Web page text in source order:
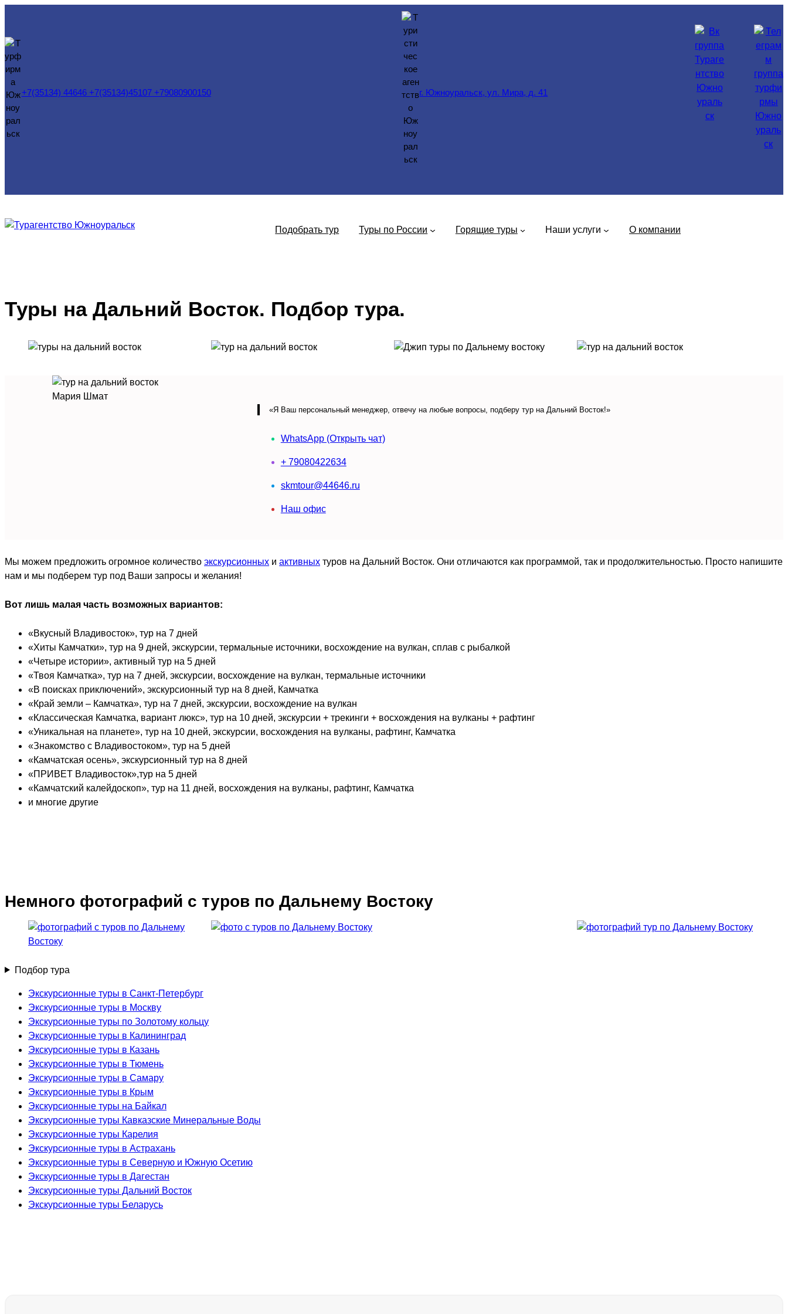
содержимому
+7(35134) 44646 +7(35134)45107 +79080900150 г. Южноуральск, ул. Мира, д. 41
Подобрать тур Туры по России Горящие туры Наши услуги О компании
Туры на Дальний Восток. Подбор тура.
Мария Шмат
«Я Ваш персональный менеджер, отвечу на любые вопросы, подберу тур на Дальний Восток!»
WhatsApp (Открыть чат)
+ 79080422634
skmtour@44646.ru
Наш офис
Мы можем предложить огромное количество экскурсионных и активных туров на Дальний Восток. Они отличаются как программой, так и продолжительностью. Просто напишите
нам и мы подберем тур под Ваши запросы и желания!
Вот лишь малая часть возможных вариантов:
«Вкусный Владивосток», тур на 7 дней
«Хиты Камчатки», тур на 9 дней, экскурсии, термальные источники, восхождение на вулкан, сплав с рыбалкой
«Четыре истории», активный тур на 5 дней
«Твоя Камчатка», тур на 7 дней, экскурсии, восхождение на вулкан, термальные источники
«В поисках приключений», экскурсионный тур на 8 дней, Камчатка
«Край земли ‒ Камчатка», тур на 7 дней, экскурсии, восхождение на вулкан
«Классическая Камчатка, вариант люкс», тур на 10 дней, экскурсии + трекинги + восхождения на вулканы + рафтинг
«Уникальная на планете», тур на 10 дней, экскурсии, восхождения на вулканы, рафтинг, Камчатка
«Знакомство с Владивостоком», тур на 5 дней
«Камчатская осень», экскурсионный тур на 8 дней
«ПРИВЕТ Владивосток»,тур на 5 дней
«Камчатский калейдоскоп», тур на 11 дней, восхождения на вулканы, рафтинг, Камчатка
и многие другие
Немного фотографий с туров по Дальнему Востоку
Подбор тура
Экскурсионные туры в Санкт-Петербург
Экскурсионные туры в Москву
Экскурсионные туры по Золотому кольцу
Экскурсионные туры в Калининград
Экскурсионные туры в Казань
Экскурсионные туры в Тюмень
Экскурсионные туры в Самару
Экскурсионные туры в Крым
Экскурсионные туры на Байкал
Экскурсионные туры Кавказские Минеральные Воды
Экскурсионные туры Карелия
Экскурсионные туры в Астрахань
Экскурсионные туры в Северную и Южную Осетию
Экскурсионные туры в Дагестан
Экскурсионные туры Дальний Восток
Экскурсионные туры Беларусь